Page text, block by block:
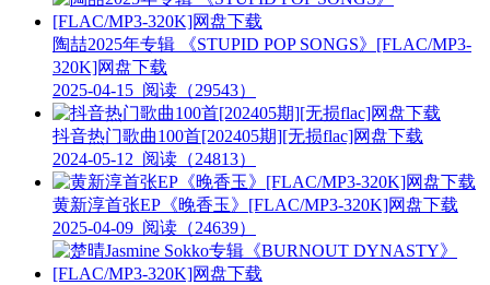
陶喆2025年专辑 《STUPID POP SONGS》[FLAC/MP3-
320K]网盘下载
2025-04-15 阅读（29543）
抖音热门歌曲100首[202405期][无损flac]网盘下载
2024-05-12 阅读（24813）
黄新淳首张EP《晚香玉》[FLAC/MP3-320K]网盘下载
2025-04-09 阅读（24639）